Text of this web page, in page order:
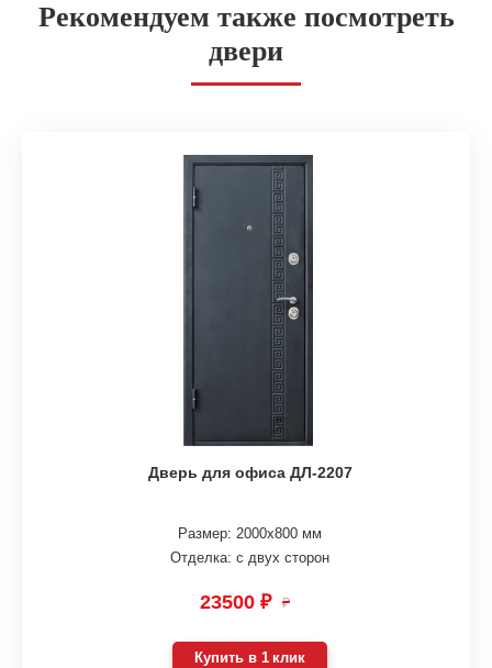
Рекомендуем также посмотреть
двери
Дверь для офиса ДЛ-2207
Размер: 2000х800 мм
Отделка: с двух сторон
23500 ₽ ₽
Купить в 1 клик